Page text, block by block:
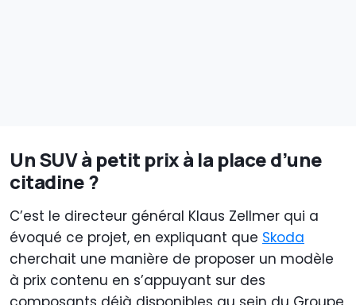
Un SUV à petit prix à la place d’une
citadine ?
C’est le directeur général Klaus Zellmer qui a
évoqué ce projet, en expliquant que Skoda
cherchait une manière de proposer un modèle
à prix contenu en s’appuyant sur des